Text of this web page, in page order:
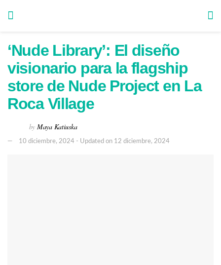
‘Nude Library’: El diseño
visionario para la flagship
store de Nude Project en La
Roca Village
by Maya Katiuska
10 diciembre, 2024 - Updated on 12 diciembre, 2024